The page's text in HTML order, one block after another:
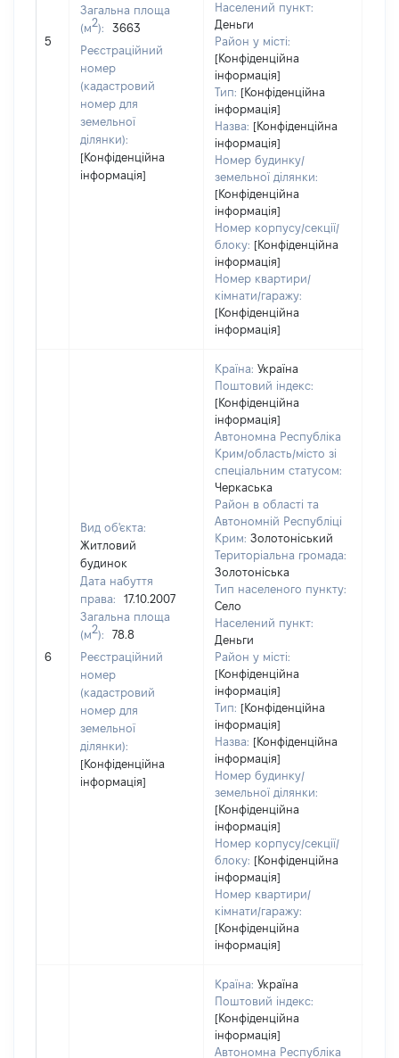
5
Загальна площа
(м2):
3663
Реєстраційний
номер
(кадастровий
номер для
земельної
ділянки):
[Конфіденційна
інформація]
Населений пункт:
Деньги
Район у місті:
[Конфіденційна
інформація]
Тип: [Конфіденційна
інформація]
Назва: [Конфіденційна
інформація]
Номер будинку/
земельної ділянки:
[Конфіденційна
інформація]
Номер корпусу/секції/
блоку: [Конфіденційна
інформація]
Номер квартири/
кімнати/гаражу:
[Конфіденційна
інформація]
6
Вид об'єкта:
Житловий
будинок
Дата набуття
права:
17.10.2007
Загальна площа
(м2):
78.8
Реєстраційний
номер
(кадастровий
номер для
земельної
ділянки):
[Конфіденційна
інформація]
Країна: Україна
Поштовий індекс:
[Конфіденційна
інформація]
Автономна Республіка
Крим/область/місто зі
спеціальним статусом:
Черкаська
Район в області та
Автономній Республіці
Крим: Золотоніський
Територіальна громада:
Золотоніська
Тип населеного пункту:
Село
Населений пункт:
Деньги
Район у місті:
[Конфіденційна
інформація]
Тип: [Конфіденційна
інформація]
Назва: [Конфіденційна
інформація]
Номер будинку/
земельної ділянки:
[Конфіденційна
інформація]
Номер корпусу/секції/
блоку: [Конфіденційна
інформація]
Номер квартири/
кімнати/гаражу:
[Конфіденційна
інформація]
Країна: Україна
Поштовий індекс:
[Конфіденційна
інформація]
Автономна Республіка